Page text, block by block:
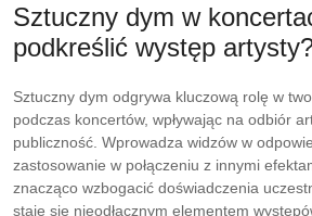
Sztuczny dym w
podkreślić występ
Sztuczny dym odgrywa kluczową rolę w
podczas koncertów, wpływając na odbiór
publiczność. Wprowadza widzów w
zastosowanie w połączeniu z innymi
znacząco wzbogacić doświadczenia
staje się nieodłącznym elementem